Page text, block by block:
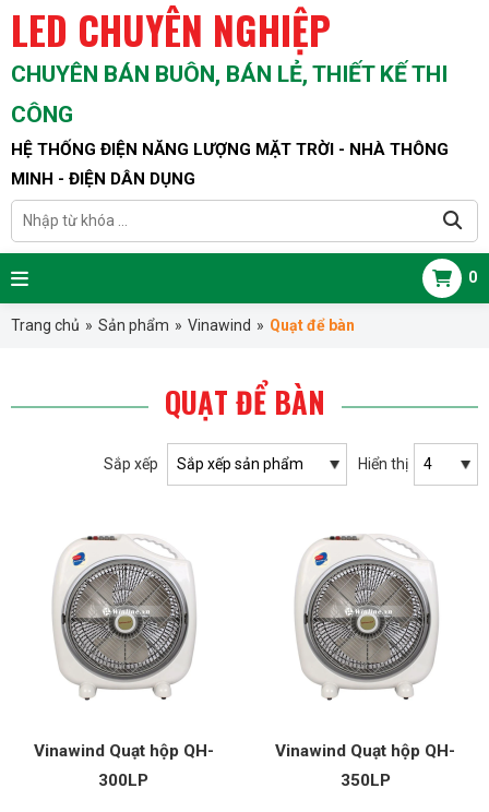
LED CHUYÊN NGHIỆP
CHUYÊN BÁN BUÔN, BÁN LẺ, THIẾT KẾ THI
CÔNG
HỆ THỐNG ĐIỆN NĂNG LƯỢNG MẶT TRỜI - NHÀ THÔNG
MINH - ĐIỆN DÂN DỤNG
0
Trang chủ » Sản phẩm » Vinawind » Quạt để bàn
QUẠT ĐỂ BÀN
Sắp xếp Hiển thị
Vinawind Quạt hộp QH-
300LP
Vinawind Quạt hộp QH-
350LP